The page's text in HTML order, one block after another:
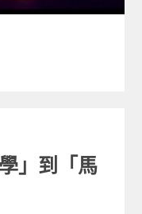
」到「馬